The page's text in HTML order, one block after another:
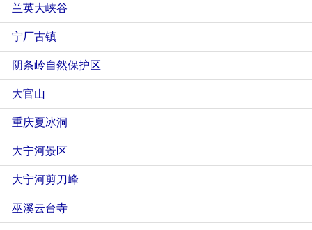
兰英大峡谷
宁厂古镇
阴条岭自然保护区
大官山
重庆夏冰洞
大宁河景区
大宁河剪刀峰
巫溪云台寺